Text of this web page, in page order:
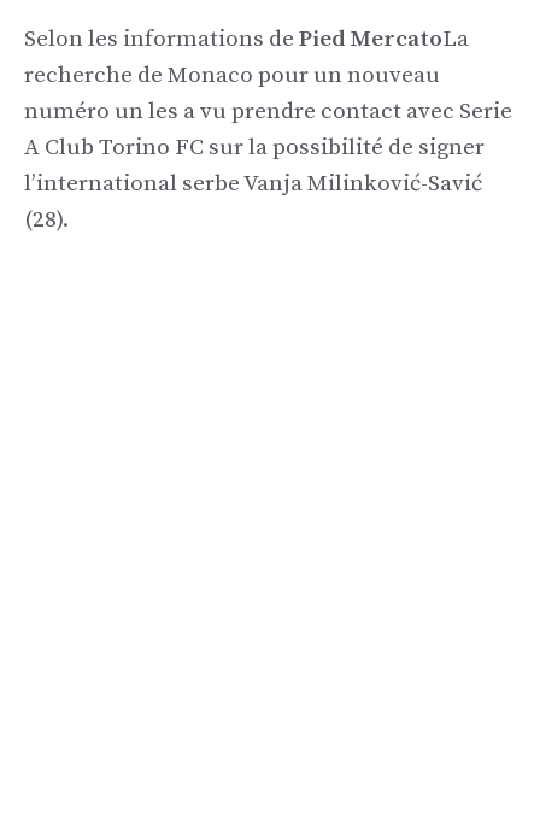
Selon les informations de Pied MercatoLa
recherche de Monaco pour un nouveau
numéro un les a vu prendre contact avec Serie
A Club Torino FC sur la possibilité de signer
l’international serbe Vanja Milinković-Savić
(28).